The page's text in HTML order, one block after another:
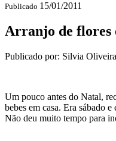
Publicado 15/01/2011
Arranjo de flores
Publicado por: Silvia Oliveira
Um pouco antes do Natal,
bebes em casa. Era sábado
Não deu muito tempo para